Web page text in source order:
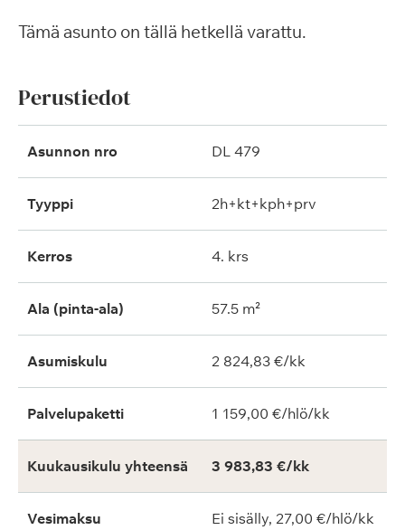
Tämä asunto on tällä hetkellä varattu.
Perustiedot
Asunnon nro DL 479
Tyyppi 2h+kt+kph+prv
Kerros 4. krs
Ala (pinta-ala) 57.5 m²
Asumiskulu 2 824,83 €/kk
Palvelupaketti 1 159,00 €/hlö/kk
Kuukausikulu yhteensä 3 983,83 €/kk
Vesimaksu Ei sisälly, 27,00 €/hlö/kk